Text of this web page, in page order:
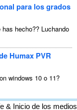
para los grados
hecho?? Luchando
Humax PVR
windows 10 o 11?
& Inicio de los medios